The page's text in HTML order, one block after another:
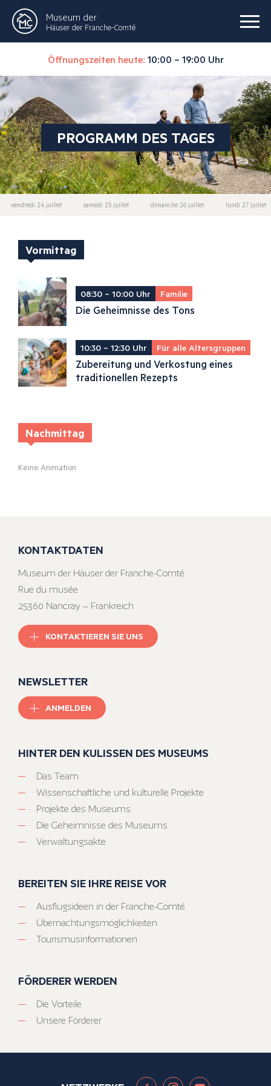
Museum der
Häuser der Franche-Comté
Öffnungszeiten heute: 10:00 – 19:00 Uhr
PROGRAMM DES TAGES
vendredi 24 juillet samedi 25 juillet dimanche 26 juillet lundi 27 juillet
Vormittag
08:30 – 10:00 Uhr Familie
Die Geheimnisse des Tons
10:30 – 12:30 Uhr Für alle Altersgruppen
Zubereitung und Verkostung eines
traditionellen Rezepts
Nachmittag
Keine Animation
KONTAKTDATEN
Museum der Häuser der Franche-Comté
Rue du musée
25360 Nancray – Frankreich
KONTAKTIEREN SIE UNS
NEWSLETTER
ANMELDEN
HINTER DEN KULISSEN DES MUSEUMS
Das Team
Wissenschaftliche und kulturelle Projekte
Projekte des Museums
Die Geheimnisse des Museums
Verwaltungsakte
BEREITEN SIE IHRE REISE VOR
Ausflugsideen in der Franche-Comté
Übernachtungsmöglichkeiten
Tourismusinformationen
FÖRDERER WERDEN
Die Vorteile
Unsere Förderer